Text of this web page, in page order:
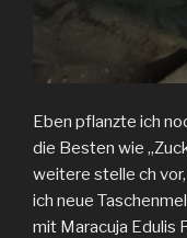
Eben pflanzte ich
die Besten wie
weitere stelle ch
ich neue
mit Maracuja Edulis